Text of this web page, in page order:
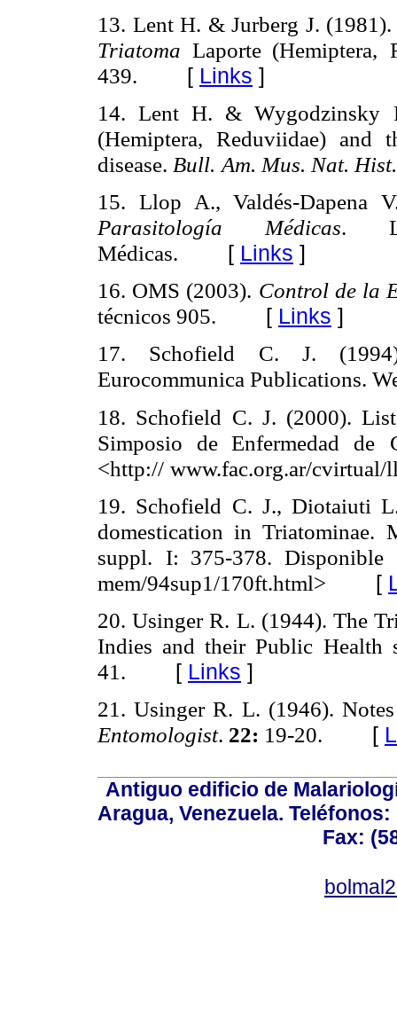
13. Lent H. & Jurberg J. (1981).
Triatoma Laporte (Hemiptera,
439. [ Links ]
14. Lent H. & Wygodzinsky
(Hemiptera, Reduviidae) and
disease. Bull. Am. Mus. Nat.
15. Llop A., Valdés-Dapena
Parasitología Médicas.
Médicas. [ Links ]
16. OMS (2003). Control de la
técnicos 905. [ Links ]
17. Schofield C. J.
Eurocommunica Publications.
18. Schofield C. J. (2000).
Simposio de Enfermedad de
<http:// www.fac.org.ar/cvirtual/
19. Schofield C. J., Diotaiuti
domestication in Triatominae.
suppl.
I: 375-378. Disponible
mem/94sup1/170ft.html> [
20. Usinger R. L. (1944). The
Indies and their Public Health
41. [ Links ]
21. Usinger R. L. (1946).
Entomologist. 22: 19-20. [
Antiguo edificio de
Aragua, Venezuela. Teléfonos:
Fax: